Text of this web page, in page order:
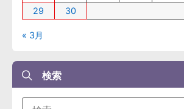
29 30
« 3月
検索